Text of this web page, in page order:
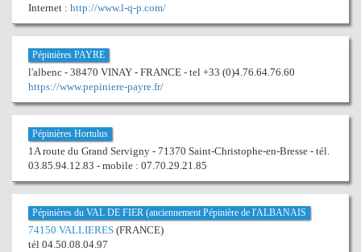
Internet : http://www.l-q-p.com/
Pépinières PAYRE
l'albenc - 38470 VINAY - FRANCE - tel +33 (0)4.76.64.76.60
https://www.pepiniere-payre.fr/
Pépinières Hortulus
1A route du Grand Servigny - 71370 Saint-Christophe-en-Bresse - tél.
03.85.94.12.83 - mobile : 07.70.29.21.85
Pépinières du VAL DE FIER (anciennement Pépinière de l'ALBANAIS
74150 VALLIERES (FRANCE)
tél 04.50.08.04.97